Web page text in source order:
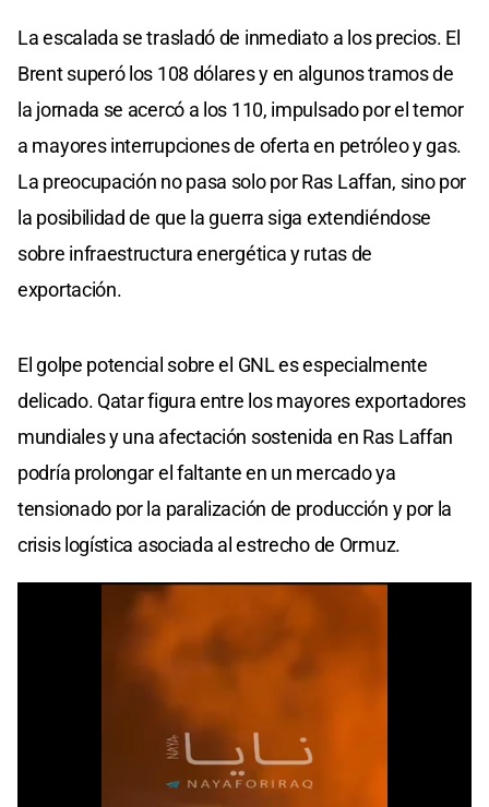
La escalada se trasladó de inmediato a los precios. El
Brent superó los 108 dólares y en algunos tramos de
la jornada se acercó a los 110, impulsado por el temor
a mayores interrupciones de oferta en petróleo y gas.
La preocupación no pasa solo por Ras Laffan, sino por
la posibilidad de que la guerra siga extendiéndose
sobre infraestructura energética y rutas de
exportación.
El golpe potencial sobre el GNL es especialmente
delicado. Qatar figura entre los mayores exportadores
mundiales y una afectación sostenida en Ras Laffan
podría prolongar el faltante en un mercado ya
tensionado por la paralización de producción y por la
crisis logística asociada al estrecho de Ormuz.